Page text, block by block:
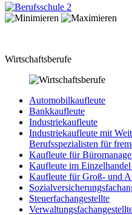
Wirtschaftsberufe
Automobilkaufleute
Bankkaufleute
Industriekaufleute
Industriekaufleute mit
Berufsspezialisten für
Kaufleute für
Kaufleute im
Kaufleute für Groß- und
Steuerfachangestellte